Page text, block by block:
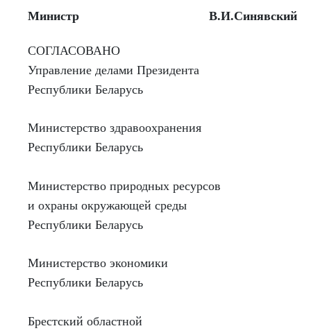
Министр В.И.Синявский
СОГЛАСОВАНО
Управление делами Президента
Республики Беларусь
Министерство здравоохранения
Республики Беларусь
Министерство природных ресурсов
и охраны окружающей среды
Республики Беларусь
Министерство экономики
Республики Беларусь
Брестский областной